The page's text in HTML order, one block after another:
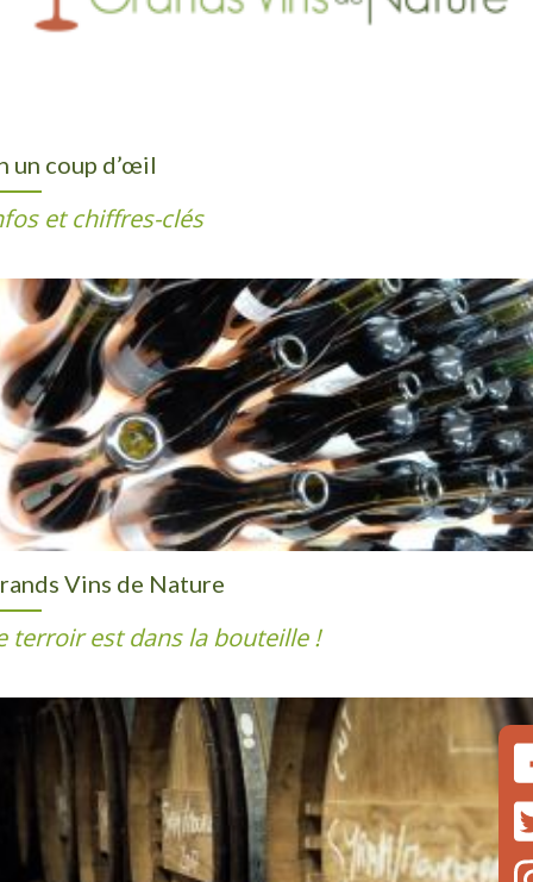
un coup d’œil
et chiffres-clés
Vins de Nature
terroir est dans la bouteille !